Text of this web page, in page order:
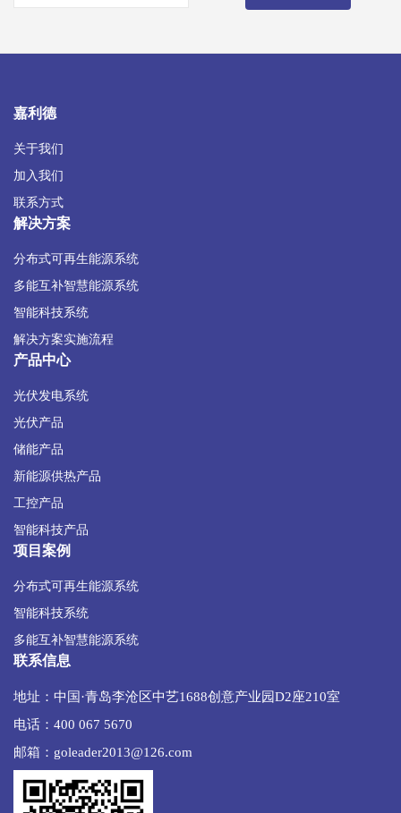
嘉利德
关于我们
加入我们
联系方式
解决方案
分布式可再生能源系统
多能互补智慧能源系统
智能科技系统
解决方案实施流程
产品中心
光伏发电系统
光伏产品
储能产品
新能源供热产品
工控产品
智能科技产品
项目案例
分布式可再生能源系统
智能科技系统
多能互补智慧能源系统
联系信息
地址：中国·青岛李沧区中艺1688创意产业园D2座210室
电话：400 067 5670
邮箱：goleader2013@126.com